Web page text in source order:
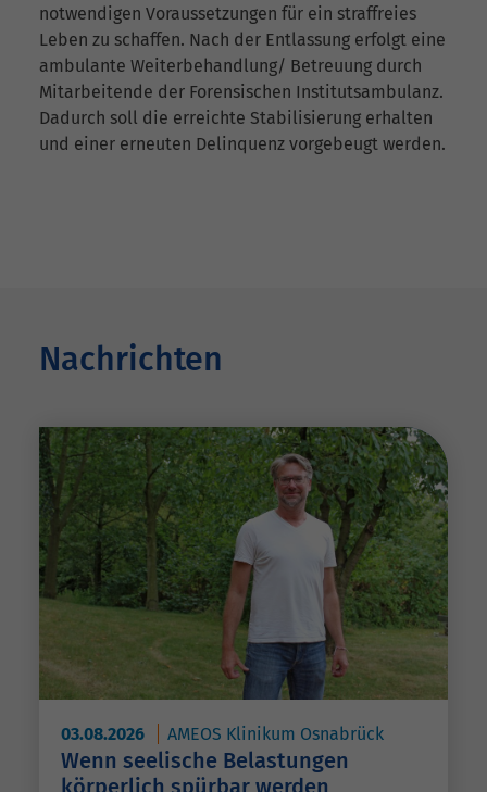
notwendigen Voraussetzungen für ein straffreies
Leben zu schaffen. Nach der Entlassung erfolgt eine
ambulante Weiterbehandlung/ Betreuung durch
Mitarbeitende der Forensischen Institutsambulanz.
Dadurch soll die erreichte Stabilisierung erhalten
und einer erneuten Delinquenz vorgebeugt werden.
Nachrichten
03.08.2026 AMEOS Klinikum Osnabrück
Wenn seelische Belastungen
körperlich spürbar werden